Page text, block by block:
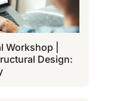
Workshop |
Design: